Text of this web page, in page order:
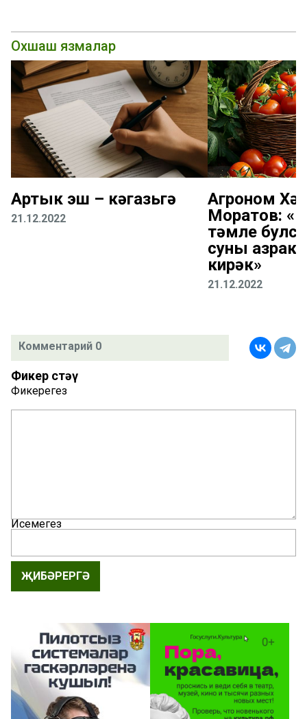
Охшаш язмалар
Артык эш – кәгазьгә
21.12.2022
Агроном
Моратов:
тәмле
суны азрак
кирәк»
21.12.2022
Комментарий 0
Фикер өстәү
Фикерегез
Исемегез
ҖИБӘРЕРГӘ